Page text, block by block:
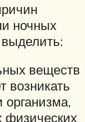
ночных
веществ
возникать
физических